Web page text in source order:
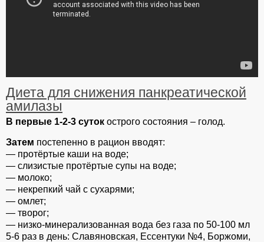
Диета для снижения панкреатической
амилазы
В первые 1-2-3 суток острого состояния – голод.
Затем постепенно в рацион вводят:
— протёртые каши на воде;
— слизистые протёртые супы на воде;
— молоко;
— некрепкий чай с сухарями;
— омлет;
— творог;
— низко-минерализованная вода без газа по 50-100 мл
5-6 раз в день: Славяновская, Ессентуки №4, Боржоми,